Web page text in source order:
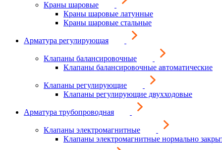
Краны шаровые
Краны шаровые латунные
Краны шаровые стальные
Арматура регулирующая
Клапаны балансировочные
Клапаны балансировочные автоматические
Клапаны регулирующие
Клапаны регулирующие двухходовые
Арматура трубопроводная
Клапаны электромагнитные
Клапаны электромагнитные нормально